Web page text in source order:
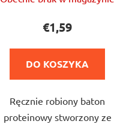
ocena
produktu
wynosi
na
gwiazdek.
€1,59
DO KOSZYKA
Ręcznie robiony baton
proteinowy stworzony ze